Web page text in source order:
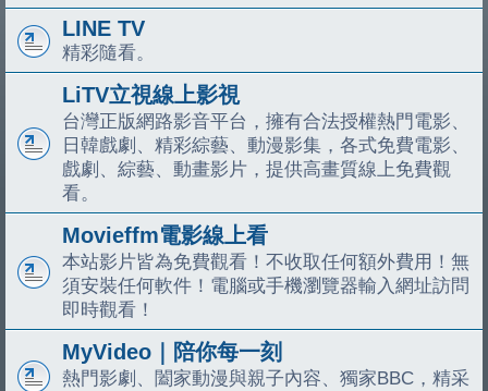
LINE TV
精彩隨看。
LiTV立視線上影視
台灣正版網路影音平台，擁有合法授權熱門電影、
日韓戲劇、精彩綜藝、動漫影集，各式免費電影、
戲劇、綜藝、動畫影片，提供高畫質線上免費觀
看。
Movieffm電影線上看
本站影片皆為免費觀看！不收取任何額外費用！無
須安裝任何軟件！電腦或手機瀏覽器輸入網址訪問
即時觀看！
MyVideo｜陪你每一刻
熱門影劇、闔家動漫與親子內容、獨家BBC，精采